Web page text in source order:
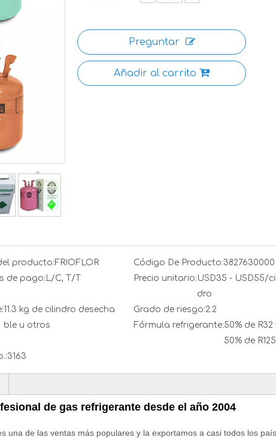
Preguntar
Añadir al carrito
producto:FRIOFLOR Código De Producto:3827630000
de pago: L/C, T/T Precio unitario: USD35 - USD55/
dro
11.3 kg de cilindro desecha
ble u otros
Grado de riesgo:2.2
Fórmula refrigerante:50% de R32
50% de R125
3163
de gas refrigerante desde el año 2004
una de las ventas más populares y la exportamos a casi todos los